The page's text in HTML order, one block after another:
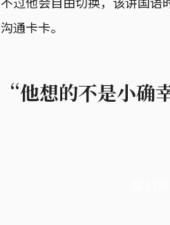
沟通卡卡。
“他想的不是小确